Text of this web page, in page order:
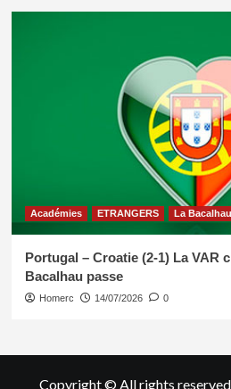
Académies ETRANGERS La
Portugal – Croatie (2-1) La VAR
Bacalhau passe
Homerc 14/07/2026 0
Copyright © All rights